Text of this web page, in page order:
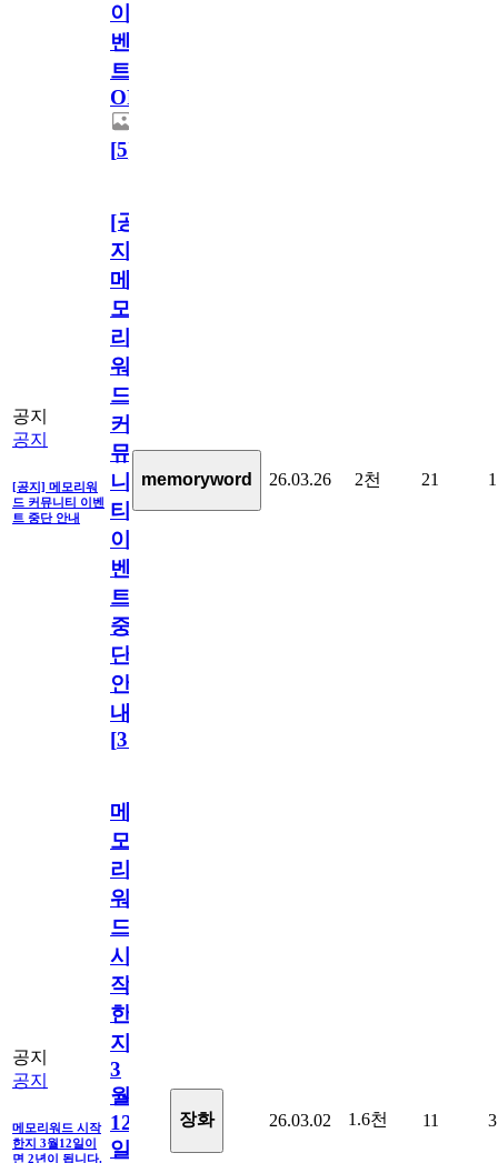
이
벤
트
OPEN!
[5]
공지
공지
[공지] 메모리워
드 커뮤니티 이벤
트 중단 안내
[공
지]
메
모
리
워
드
커
뮤
니
티
이
벤
트
중
단
안
내
[31
memoryword 26.03.26 2천 21 1
공지
공지
메모리워드 시작
한지 3월12일이
면 2년이 됩니다.
메
모
리
워
드
시
작
한
지
3
월
12
일
장화 26.03.02 1.6천 11 3